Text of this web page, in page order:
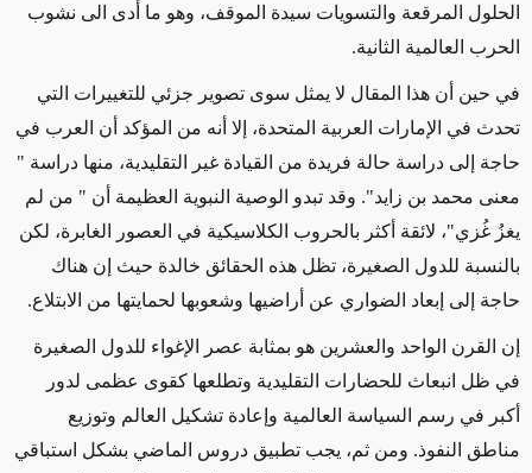
الحلول المرقعة والتسويات سيدة الموقف، وهو ما أدى الى نشوب
الحرب العالمية الثانية.
في حين أن هذا المقال لا يمثل سوى تصوير جزئي للتغييرات التي
تحدث في الإمارات العربية المتحدة، إلا أنه من المؤكد أن العرب في
حاجة إلى دراسة حالة فريدة من القيادة غير التقليدية، منها دراسة "
معنى محمد بن زايد". وقد تبدو الوصية النبوية العظيمة أن " من لم
يغزُ غُزي"، لائقة أكثر بالحروب الكلاسيكية في العصور الغابرة، لكن
بالنسبة للدول الصغيرة، تظل هذه الحقائق خالدة حيث إن هناك
حاجة إلى إبعاد الضواري عن أراضيها وشعوبها لحمايتها من الابتلاع.
إن القرن الواحد والعشرين هو بمثابة عصر الإغواء للدول الصغيرة
في ظل انبعاث للحضارات التقليدية وتطلعها كقوى عظمى لدور
أكبر في رسم السياسة العالمية وإعادة تشكيل العالم وتوزيع
مناطق النفوذ. ومن ثم، يجب تطبيق دروس الماضي بشكل استباقي